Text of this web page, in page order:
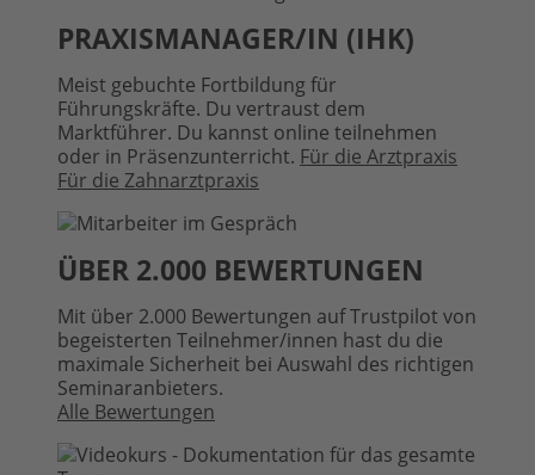
PRAXISMANAGER/IN (IHK)
Meist gebuchte Fortbildung für
Führungskräfte. Du vertraust dem
Marktführer. Du kannst online teilnehmen
oder in Präsenzunterricht. Für die Arztpraxis
Für die Zahnarztpraxis
ÜBER 2.000 BEWERTUNGEN
Mit über 2.000 Bewertungen auf Trustpilot von
begeisterten Teilnehmer/innen hast du die
maximale Sicherheit bei Auswahl des richtigen
Seminaranbieters.
Alle Bewertungen